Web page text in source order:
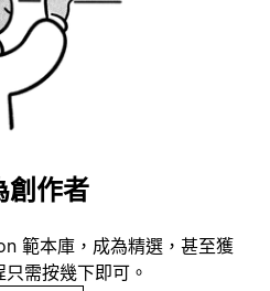
創作者
範本庫，成為精選，甚至獲
需按幾下即可。